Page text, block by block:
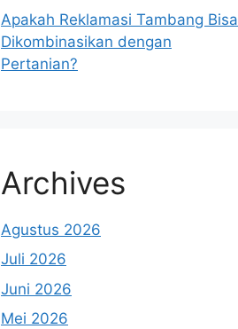
Apakah Reklamasi Tambang Bisa
Dikombinasikan dengan
Pertanian?
Archives
Agustus 2026
Juli 2026
Juni 2026
Mei 2026